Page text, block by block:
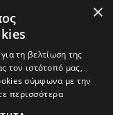
×
τη βελτίωση της
τον ιστότοπό μας,
σύμφωνα με την
περισσότερα